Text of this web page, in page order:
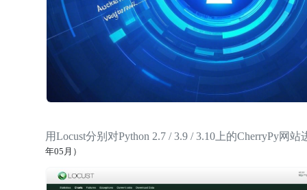
用Locust分别对Python 2.7 / 3.9 / 3.10上的CherryPy网
年05月）